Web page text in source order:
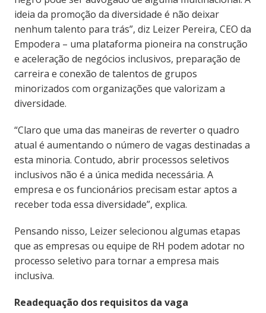
ideia da promoção da diversidade é não deixar
nenhum talento para trás”, diz Leizer Pereira, CEO da
Empodera – uma plataforma pioneira na construção
e aceleração de negócios inclusivos, preparação de
carreira e conexão de talentos de grupos
minorizados com organizações que valorizam a
diversidade.
“Claro que uma das maneiras de reverter o quadro
atual é aumentando o número de vagas destinadas a
esta minoria. Contudo, abrir processos seletivos
inclusivos não é a única medida necessária. A
empresa e os funcionários precisam estar aptos a
receber toda essa diversidade”, explica.
Pensando nisso, Leizer selecionou algumas etapas
que as empresas ou equipe de RH podem adotar no
processo seletivo para tornar a empresa mais
inclusiva.
Readequação dos requisitos da vaga